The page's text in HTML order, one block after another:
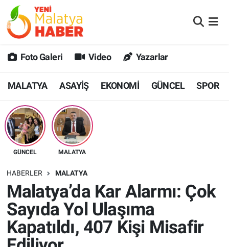
Foto Galeri Video Yazarlar
MALATYA ASAYİŞ EKONOMİ GÜNCEL SPOR
GÜNCEL MALATYA
HABERLER MALATYA
Malatya’da Kar Alarmı: Çok
Sayıda Yol Ulaşıma
Kapatıldı, 407 Kişi Misafir
MALATYA
GÜNCEL
SPOR
SAĞLIK
DİĞER
EKONOMİ
Malatya Nöbetçi Eczaneler
MALATYA Namaz Vakitleri
Malatya Trafik Yoğunluk Haritası
Süper Lig Puan Durumu ve Fikstür
Tüm Manşetler
Son Dakika Haberleri
Haber Arşivi